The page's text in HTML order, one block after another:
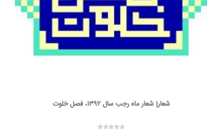
شعار| شعار ماه رجب سال ۱۳۹۲، فصل خلوت